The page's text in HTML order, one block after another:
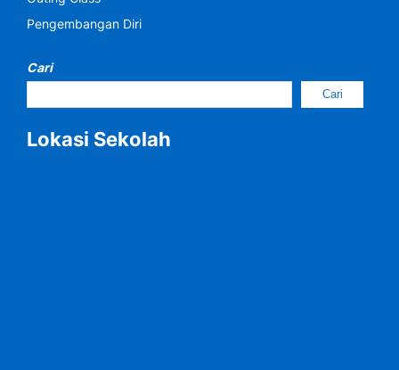
Pengembangan Diri
Cari
Cari
Lokasi Sekolah